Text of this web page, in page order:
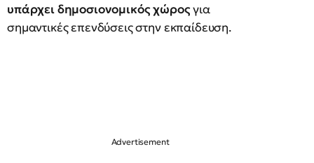
υπάρχει δημοσιονομικός χώροςγια
σημαντικές επενδύσεις στην εκπαίδευση.